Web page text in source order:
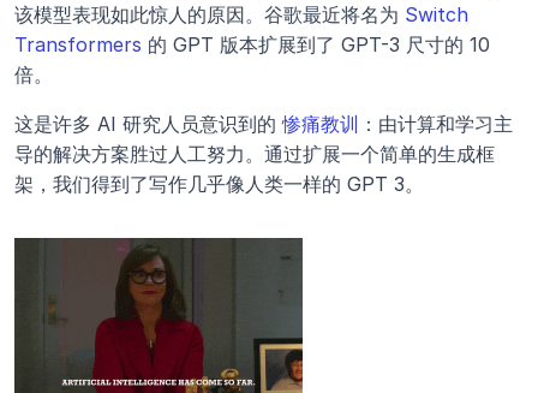
该模型表现如此惊人的原因。谷歌最近将名为 Switch
Transformers 的 GPT 版本扩展到了 GPT-3 尺寸的 10
倍。
这是许多 AI 研究人员意识到的 惨痛教训 ：由计算和学习主
导的解决方案胜过人工努力。通过扩展一个简单的生成框
架，我们得到了写作几乎像人类一样的 GPT 3。